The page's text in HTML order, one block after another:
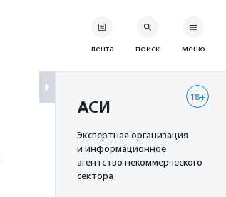
лента поиск меню
18+
АСИ
Экспертная организация
и информационное
агентство некоммерческого
сектора